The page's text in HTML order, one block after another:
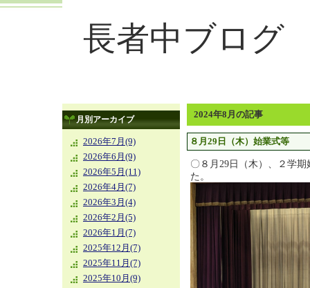
長者中ブログ
月別アーカイブ
2026年7月(9)
2026年6月(9)
2026年5月(11)
2026年4月(7)
2026年3月(4)
2026年2月(5)
2026年1月(7)
2025年12月(7)
2025年11月(7)
2025年10月(9)
2024年8月の記事
８月29日（木）始業式等
〇８月29日（木）、２学
た。